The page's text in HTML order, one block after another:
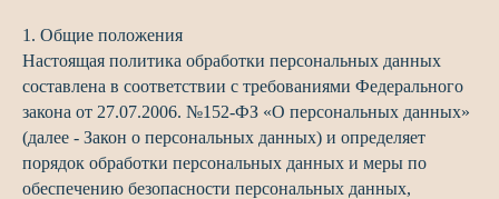
1. Общие положения
Настоящая политика обработки персональных данных
составлена в соответствии с требованиями Федерального
закона от 27.07.2006. №152-ФЗ «О персональных данных»
(далее - Закон о персональных данных) и определяет
порядок обработки персональных данных и меры по
обеспечению безопасности персональных данных,